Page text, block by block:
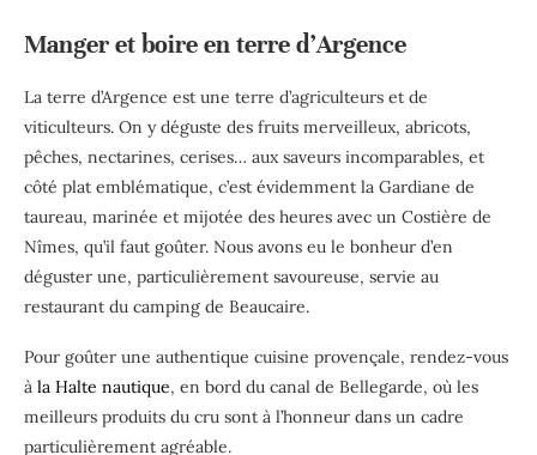
Manger et boire en terre d’Argence
La terre d’Argence est une terre d’agriculteurs et de
viticulteurs. On y déguste des fruits merveilleux, abricots,
pêches, nectarines, cerises… aux saveurs incomparables, et
côté plat emblématique, c’est évidemment la Gardiane de
taureau, marinée et mijotée des heures avec un Costière de
Nîmes, qu’il faut goûter. Nous avons eu le bonheur d’en
déguster une, particulièrement savoureuse, servie au
restaurant du camping de Beaucaire.
Pour goûter une authentique cuisine provençale, rendez-vous
à la Halte nautique, en bord du canal de Bellegarde, où les
meilleurs produits du cru sont à l’honneur dans un cadre
particulièrement agréable.